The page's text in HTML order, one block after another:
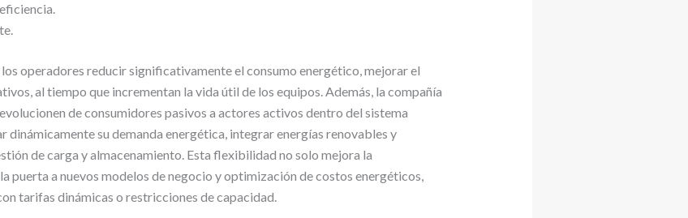
operadores reducir significativamente el consumo energético, mejorar el
al tiempo que incrementan la vida útil de los equipos. Además, la compañía
de consumidores pasivos a actores activos dentro del sistema
dinámicamente su demanda energética, integrar energías renovables y
de carga y almacenamiento. Esta flexibilidad no solo mejora la
puerta a nuevos modelos de negocio y optimización de costos energéticos,
tarifas dinámicas o restricciones de capacidad.